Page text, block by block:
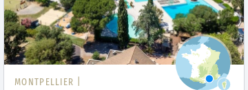
MONTPELLIER |